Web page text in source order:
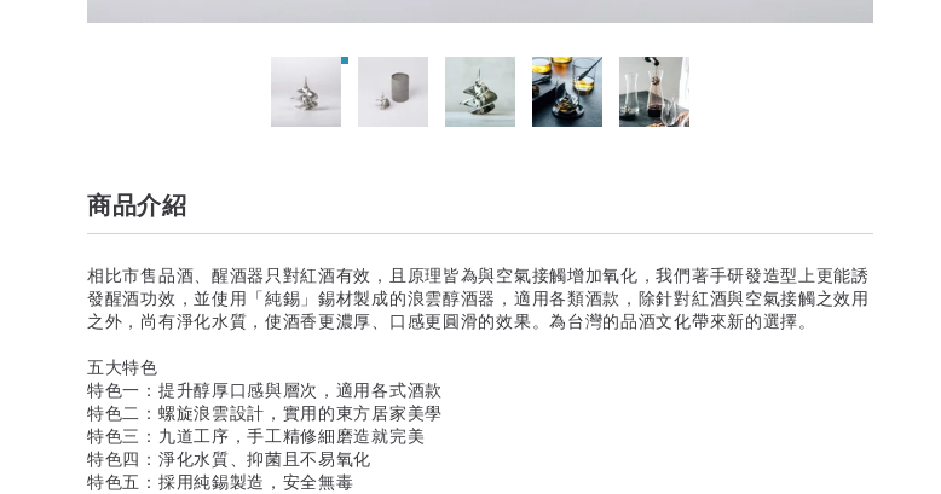
商品介紹
相比市售品酒、醒酒器只對紅酒有效，且原理皆為與空氣接觸增加氧化，我們著手研發造型上更能誘
發醒酒功效，並使用「純錫」錫材製成的浪雲醇酒器，適用各類酒款，除針對紅酒與空氣接觸之效用
之外，尚有淨化水質，使酒香更濃厚、口感更圓滑的效果。為台灣的品酒文化帶來新的選擇。
五大特色
特色一：提升醇厚口感與層次，適用各式酒款
特色二：螺旋浪雲設計，實用的東方居家美學
特色三：九道工序，手工精修細磨造就完美
特色四：淨化水質、抑菌且不易氧化
特色五：採用純錫製造，安全無毒